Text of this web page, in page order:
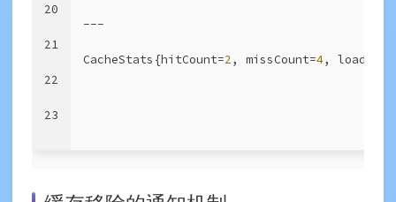
20
21
22
23
---
CacheStats{hitCount=2, missCount=4,